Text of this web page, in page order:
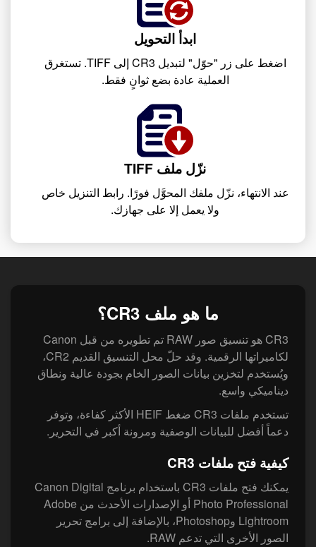
ابدأ التحويل
اضغط على زر "حوّل" لتبديل CR3 إلى TIFF. تستغرق
العملية عادة بضع ثوانٍ فقط.
نزّل ملف TIFF
عند الانتهاء، نزّل ملفك المحوَّل فورًا. رابط التنزيل خاص
ولا يعمل إلا على جهازك.
ما هو ملف CR3؟
CR3 هو تنسيق صور RAW تم تطويره من قبل Canon
لكاميراتها الرقمية. وقد حلّ محل التنسيق القديم CR2،
ويُستخدم لتخزين بيانات الصور الخام بجودة عالية ونطاق
ديناميكي واسع.
تستخدم ملفات CR3 ضغط HEIF الأكثر كفاءة، وتوفر
دعماً أفضل للبيانات الوصفية ومرونة أكبر في التحرير.
كيفية فتح ملفات CR3
يمكنك فتح ملفات CR3 باستخدام برنامج Canon Digital
Photo Professional أو الإصدارات الأحدث من Adobe
Lightroom وPhotoshop، بالإضافة إلى برامج تحرير
الصور الأخرى التي تدعم RAW.